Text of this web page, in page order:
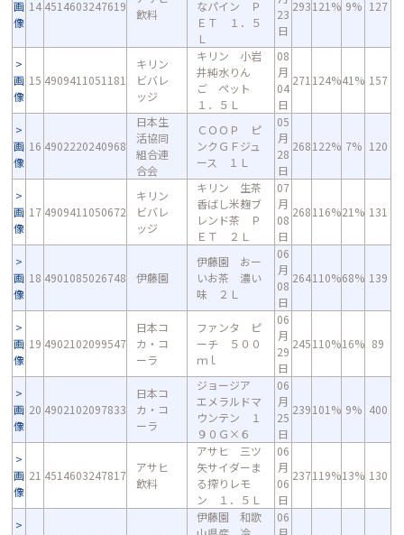
画
像
14 4514603247619
飲料
なパイン Ｐ
ＥＴ １．５
Ｌ
23
日
293121% 9% 127
画
像
15 4909411051181
キリン
ビバレ
ッジ
キリン 小岩
井純水りん
ご ペット
１．５Ｌ
08
月
04
日
271 124%41% 157
画
像
16 4902220240968
日本生
活協同
組合連
合会
ＣＯＯＰ ピ
ンクＧＦジュ
ース １Ｌ
05
月
28
日
268122% 7% 120
画
像
17 4909411050672
キリン
ビバレ
ッジ
キリン 生茶
香ばし米麹ブ
レンド茶 Ｐ
ＥＴ ２Ｌ
07
月
08
日
268116%21% 131
画
像
18 4901085026748 伊藤園
伊藤園 おー
いお茶 濃い
味 ２Ｌ
06
月
08
日
264110%68% 139
画
像
19 4902102099547
日本コ
カ・コ
ーラ
ファンタ ピ
ーチ ５００
ｍｌ
06
月
29
日
245110%16% 89
画
像
20 4902102097833
日本コ
カ・コ
ーラ
ジョージア
エメラルドマ
ウンテン １
９０Ｇ×６
06
月
25
日
239101% 9% 400
画
像
21 4514603247817
アサヒ
飲料
アサヒ 三ツ
矢サイダーま
る搾りレモ
ン １．５Ｌ
06
月
06
日
237119%13% 130
伊藤園 和歌
06